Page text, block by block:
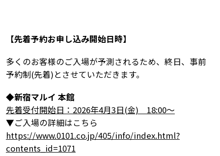
【先着予約お申し込み開始日時】
多くのお客様のご入場が予測されるため、終日、事前
予約制(先着)とさせていただきます。
◆新宿マルイ 本館
先着受付開始日：2026年4月3日(金) 18:00～
▼ご入場の詳細はこちら
https://www.0101.co.jp/405/info/index.html?
contents_id=1071